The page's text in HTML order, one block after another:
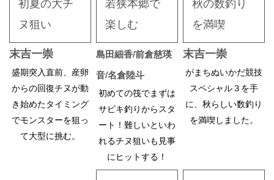
ヌ狙い
末吉一崇
盛期突入直前、産卵
からの回復チヌが動
き始めたタイミング
でモンスターを狙っ
て大型に挑む。
楽しむ
島田細香/前倉慈瑛
音/名倉陸斗
初めての筏でまずは
サビキ釣りからスタ
ート！難しいといわ
れるチヌ狙いも見事
にヒットする！
を満喫
末吉一崇
がまちぬいかだ競技
スペシャル３を手
に、秋らしい数釣り
を満喫しました。